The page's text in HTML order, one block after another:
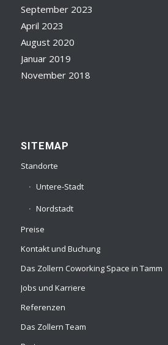
September 2023
April 2023
August 2020
Januar 2019
November 2018
SITEMAP
Standorte
Untere-Stadt
Nordstadt
Preise
Kontakt und Buchung
Das Zollern Coworking Space in Tamm
Jobs und Karriere
Referenzen
Das Zollern Team